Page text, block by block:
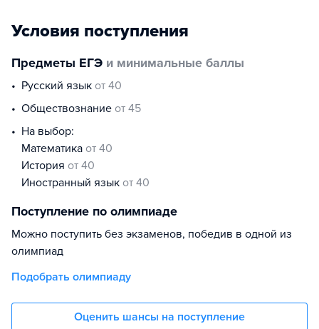
Условия поступления
Предметы ЕГЭ и минимальные баллы
русский язык от 40
обществознание от 45
На выбор:
математика от 40
история от 40
иностранный язык от 40
Поступление по олимпиаде
Можно поступить без экзаменов, победив в одной из
олимпиад
Подобрать олимпиаду
Оценить шансы на поступление